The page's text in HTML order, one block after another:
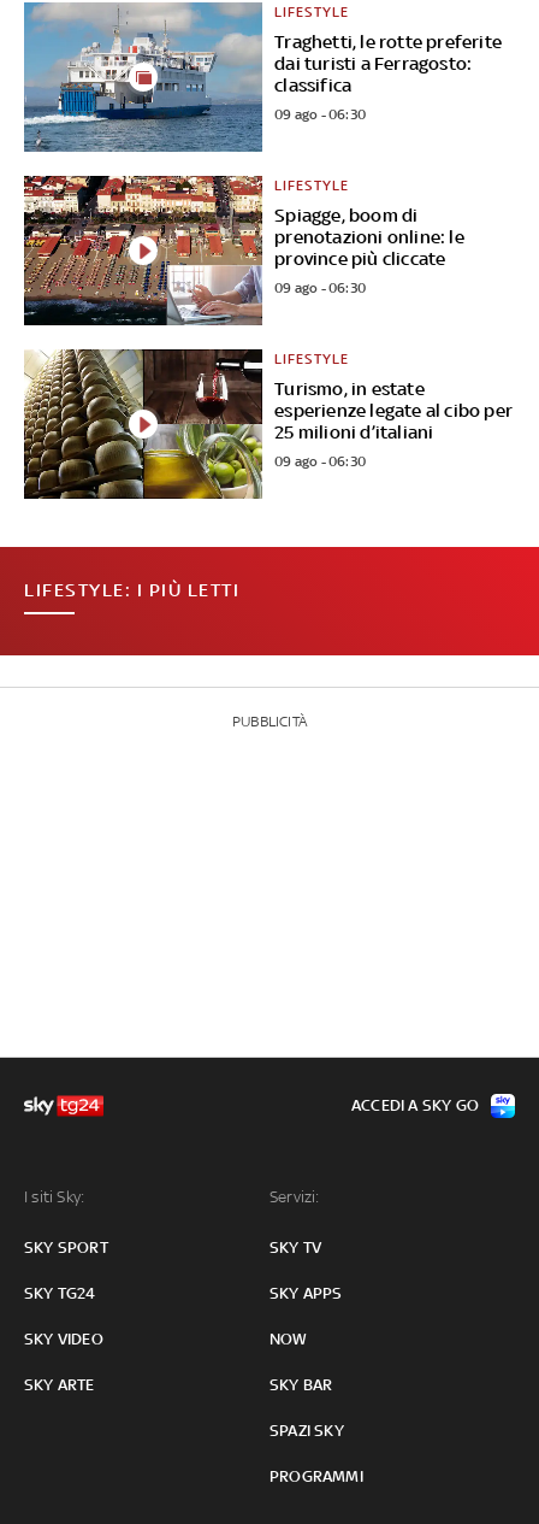
Traghetti, le rotte preferite
dai turisti a Ferragosto:
classifica
LIFESTYLE
09 ago - 06:30
Spiagge, boom di
prenotazioni online: le
province più cliccate
LIFESTYLE
09 ago - 06:30
Turismo, in estate
esperienze legate al cibo per
25 milioni d’italiani
LIFESTYLE
09 ago - 06:30
LIFESTYLE: I PIÙ LETTI
PUBBLICITÀ
I siti Sky:
SKY SPORT
SKY TG24
SKY VIDEO
SKY ARTE
Servizi:
SKY TV
SKY APPS
NOW
SKY BAR
SPAZI SKY
PROGRAMMI
ACCEDI A SKY GO